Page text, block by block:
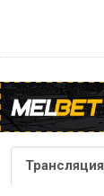
Трансляция